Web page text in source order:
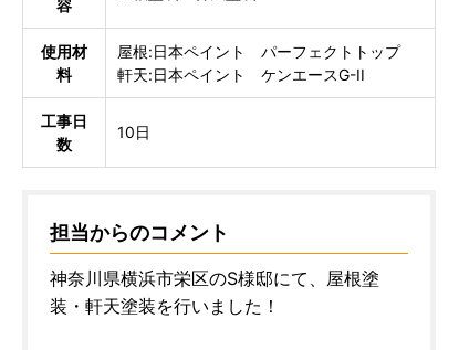
容
使用材
料
屋根:日本ペイント パーフェクトトップ
軒天:日本ペイント ケンエースG-II
工事日
数
10日
担当からのコメント
神奈川県横浜市栄区のS様邸にて、屋根塗
装・軒天塗装を行いました！